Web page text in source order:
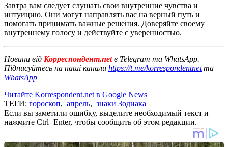
Завтра вам следует слушать свои внутренние чувства и
интуицию. Они могут направлять вас на верный путь и
помогать принимать важные решения. Доверяйте своему
внутреннему голосу и действуйте с уверенностью.
Новини від Корреспондент.netв Telegram та WhatsApp.
Підписуйтесь на наші канали https://t.me/korrespondentnetта
WhatsApp
Читайте Korrespondent.net в Google News
ТЕГИ: гороскоп, апрель, знаки Зодиака
Если вы заметили ошибку, выделите необходимый текст и
нажмите Ctrl+Enter, чтобы сообщить об этом редакции.